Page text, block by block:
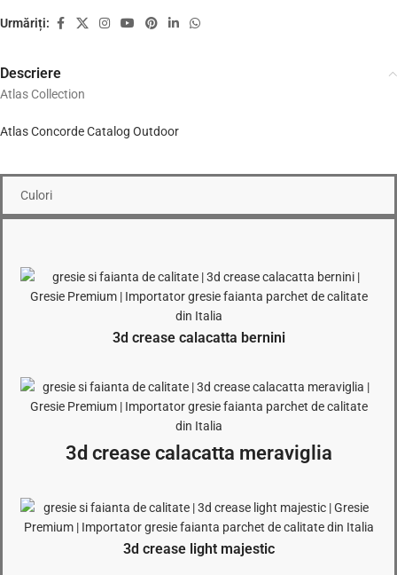
Urmăriți:
Descriere
Atlas Collection
Atlas Concorde Catalog Outdoor
Culori
3d crease calacatta bernini
3d crease calacatta meraviglia
3d crease light majestic